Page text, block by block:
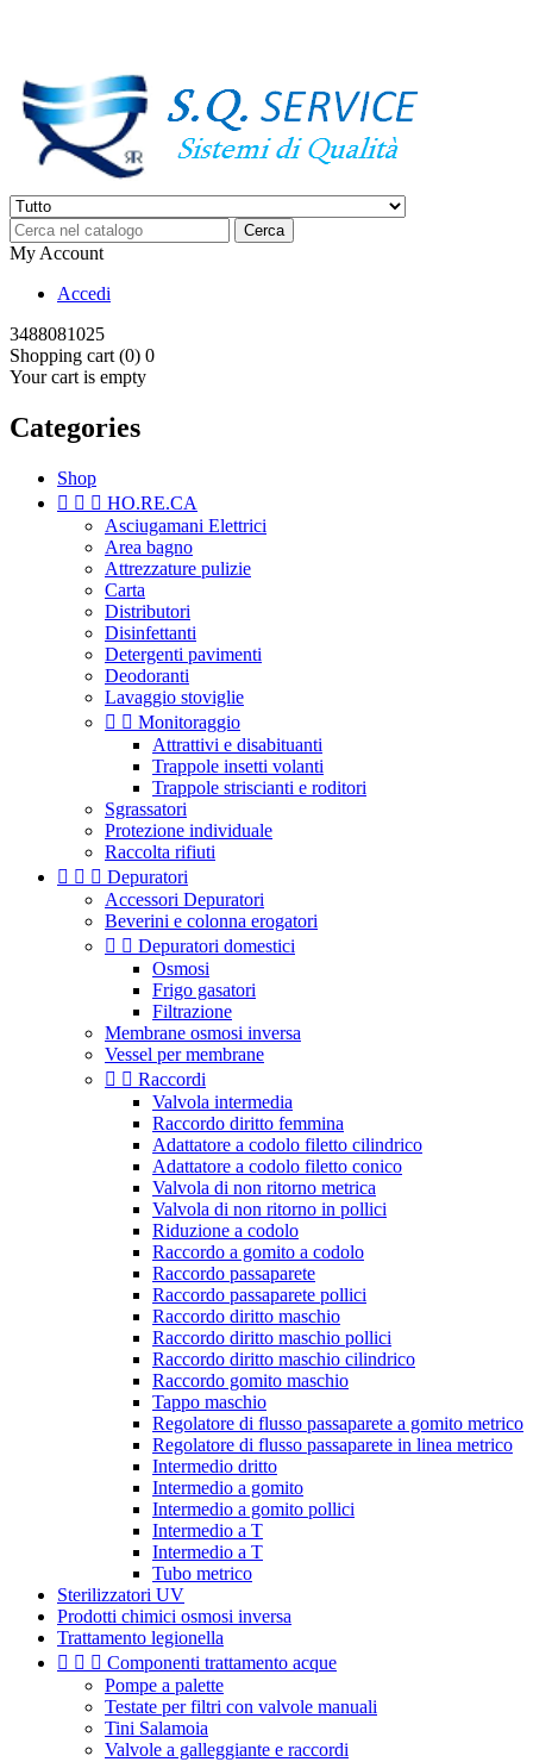
Cerca
My Account
Accedi
3488081025
Shopping cart (0) 0
Your cart is empty
Categories
Shop
   HO.RE.CA
Asciugamani Elettrici
Area bagno
Attrezzature pulizie
Carta
Distributori
Disinfettanti
Detergenti pavimenti
Deodoranti
Lavaggio stoviglie
  Monitoraggio
Attrattivi e disabituanti
Trappole insetti volanti
Trappole striscianti e roditori
Sgrassatori
Protezione individuale
Raccolta rifiuti
   Depuratori
Accessori Depuratori
Beverini e colonna erogatori
  Depuratori domestici
Osmosi
Frigo gasatori
Filtrazione
Membrane osmosi inversa
Vessel per membrane
  Raccordi
Valvola intermedia
Raccordo diritto femmina
Adattatore a codolo filetto cilindrico
Adattatore a codolo filetto conico
Valvola di non ritorno metrica
Valvola di non ritorno in pollici
Riduzione a codolo
Raccordo a gomito a codolo
Raccordo passaparete
Raccordo passaparete pollici
Raccordo diritto maschio
Raccordo diritto maschio pollici
Raccordo diritto maschio cilindrico
Raccordo gomito maschio
Tappo maschio
Regolatore di flusso passaparete a gomito metrico
Regolatore di flusso passaparete in linea metrico
Intermedio dritto
Intermedio a gomito
Intermedio a gomito pollici
Intermedio a T
Intermedio a T
Tubo metrico
Sterilizzatori UV
Prodotti chimici osmosi inversa
Trattamento legionella
   Componenti trattamento acque
Pompe a palette
Testate per filtri con valvole manuali
Tini Salamoia
Valvole a galleggiante e raccordi